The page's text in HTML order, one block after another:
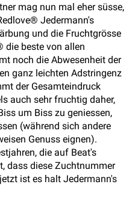
mag nun mal eher süsse,
Jedermann's
und die Fruchtgrösse
die beste von allen
noch die Abwesenheit der
ganz leichten Adstringenz
der Gesamteindruck
auch sehr fruchtig daher,
um Biss zu geniessen,
(während sich andere
Genuss eignen).
die auf Beat's
dass diese Zuchtnummer
ist es halt Jedermann's